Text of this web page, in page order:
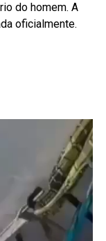
do homem. A
oficialmente.